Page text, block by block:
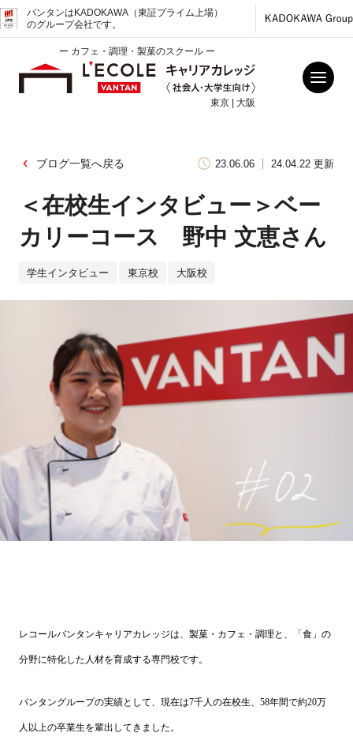
バンタンはKADOKAWA（東証プライム上場）
のグループ会社です。
ー カフェ・調理・製菓のスクール ー
東京 | 大阪
ブログ一覧へ戻る 23.06.06 24.04.22 更新
＜在校生インタビュー＞ベー
カリーコース 野中 文恵さん
学生インタビュー 東京校 大阪校
レコールバンタンキャリアカレッジは、製菓・カフェ・調理と、「食」の
分野に特化した人材を育成する専門校です。
バンタングループの実績として、現在は7千人の在校生、58年間で約20万
人以上の卒業生を輩出してきました。